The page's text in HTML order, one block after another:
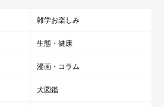
雑学お楽しみ
生態・健康
漫画・コラム
犬図鑑